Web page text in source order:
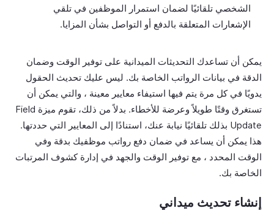
الشخصي تلقائيًا لضمان استمرار الموظفين في تلقي
الإشعارات المتعلقة بالدفع أو التواصل بشأن المزايا.
يمكن أن تساعدك التحديثات الميدانية على توفير الوقت وضمان
الدقة في بيانات الرواتب الخاصة بك. ليس عليك تحديث الحقول
يدويًا في كل مرة يتم فيها استيفاء معايير معينة ، والتي يمكن أن
تستغرق وقتًا طويلاً وعرضة للأخطاء. بدلاً من ذلك، تقوم ميزة Field
Update بذلك تلقائيًا نيابة عنك، استنادًا إلى المعايير التي حددتها.
هذا يمكن أن يساعد في ضمان دفع رواتب موظفيك بدقة وفي
الوقت المحدد ، مع توفير الوقت والجهد في إدارة كشوف المرتبات
الخاصة بك.
إنشاء تحديث ميداني